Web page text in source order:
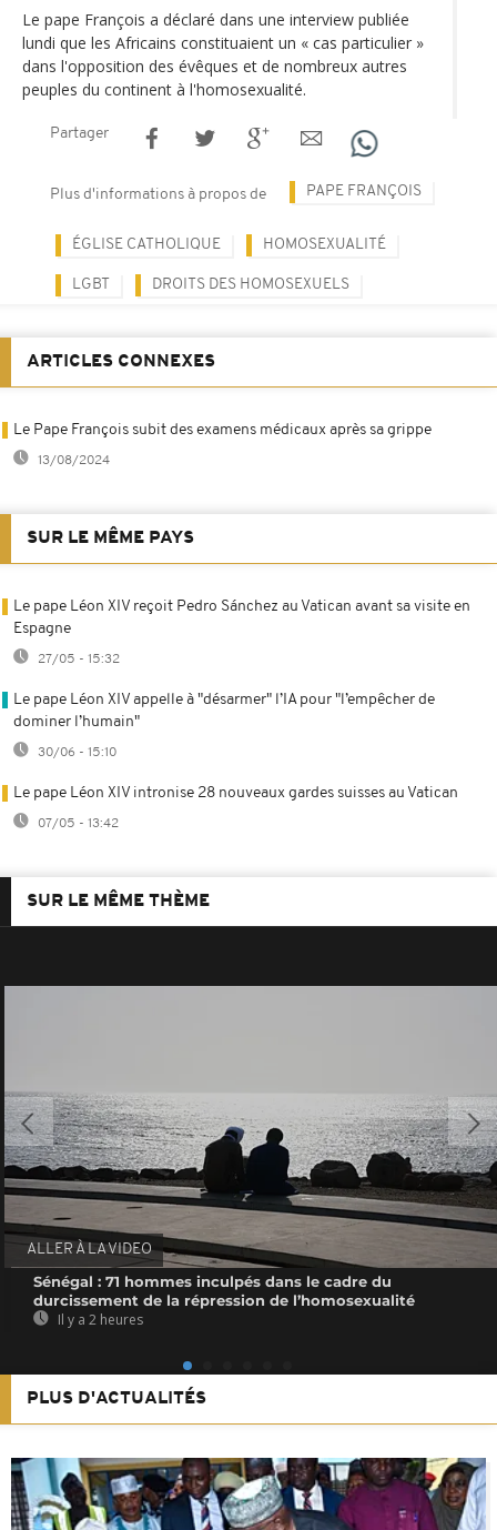
Le pape François a déclaré dans une interview publiée
lundi que les Africains constituaient un « cas particulier »
dans l'opposition des évêques et de nombreux autres
peuples du continent à l'homosexualité.
Partager
Plus d'informations à propos de PAPE FRANÇOIS
ÉGLISE CATHOLIQUE HOMOSEXUALITÉ
LGBT DROITS DES HOMOSEXUELS
ARTICLES CONNEXES
Le Pape François subit des examens médicaux après sa grippe
13/08/2024
SUR LE MÊME PAYS
Le pape Léon XIV reçoit Pedro Sánchez au Vatican avant sa visite en
Espagne
27/05 - 15:32
Le pape Léon XIV appelle à "désarmer" l’IA pour "l’empêcher de
dominer l’humain"
30/06 - 15:10
Le pape Léon XIV intronise 28 nouveaux gardes suisses au Vatican
07/05 - 13:42
SUR LE MÊME THÈME
ALLER À LA VIDEO
Sénégal : 71 hommes inculpés dans le cadre du
durcissement de la répression de l’homosexualité
Il y a 2 heures
PLUS D'ACTUALITÉS